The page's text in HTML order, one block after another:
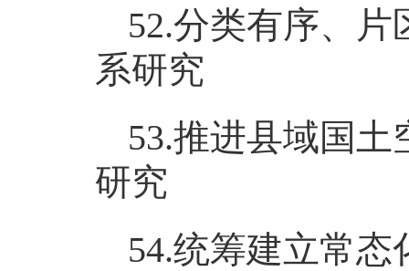
52.分类有序、
系研究
53.推进县域国
研究
54.统筹建立常